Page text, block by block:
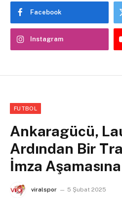
Facebook
Instagram
FUTBOL
Ankaragücü,
Ardından Bir
İmza
viralspor 5 Şubat 2025